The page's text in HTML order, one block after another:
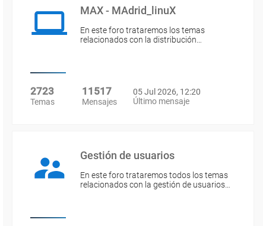
MAX - MAdrid_linuX
En este foro trataremos los temas
relacionados con la distribución…
2723
Temas
11517
Mensajes
05 Jul 2026, 12:20
Último mensaje
Gestión de usuarios
En este foro trataremos todos los temas
relacionados con la gestión de usuarios…